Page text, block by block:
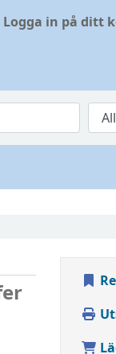
Logga in på ditt